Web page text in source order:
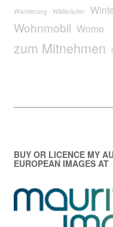
Wanderung Wildkräuter
Wohnmobil Womo
zum Mitnehmen
BUY OR LICENCE MY
EUROPEAN IMAGES AT